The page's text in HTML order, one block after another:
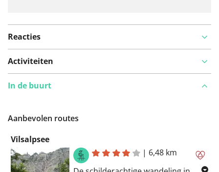
Reacties
Activiteiten
In de buurt
Aanbevolen routes
Vilsalpsee
| 6,48 km